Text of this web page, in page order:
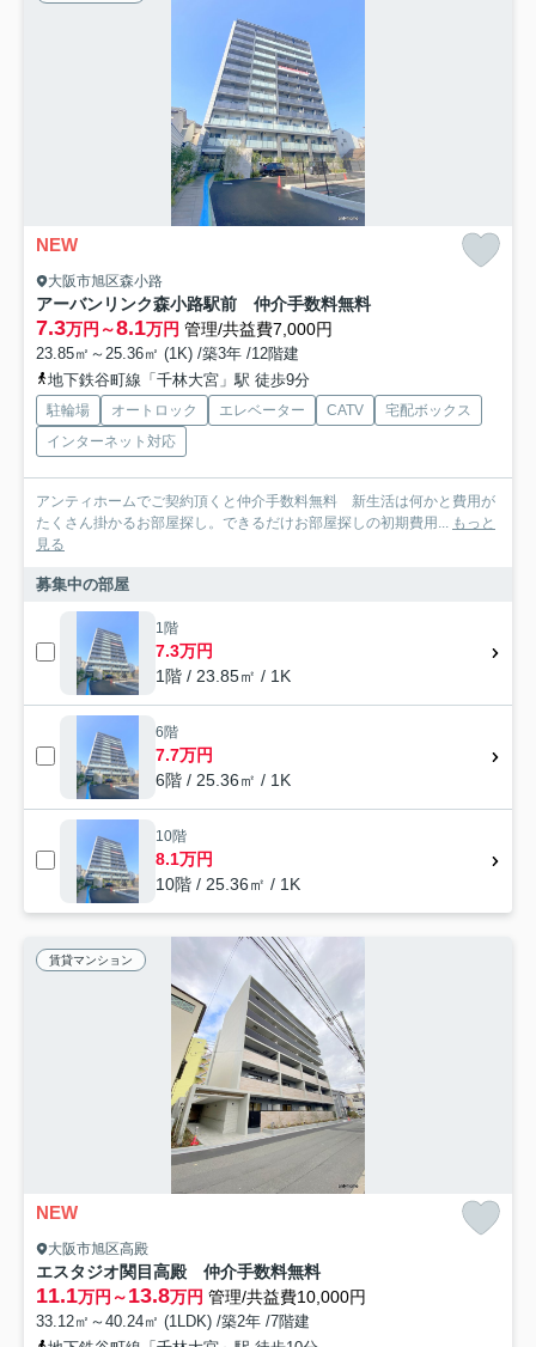
NEW
大阪市旭区森小路
アーバンリンク森小路駅前 仲介手数料無料
7.3万円～8.1万円 管理/共益費7,000円
23.85㎡～25.36㎡ (1K) /築3年 /12階建
地下鉄谷町線「千林大宮」駅 徒歩9分
駐輪場 オートロック エレベーター CATV
宅配ボックス
インターネット対応
アンティホームでご契約頂くと仲介手数料無料 新生活は何かと費用が
たくさん掛かるお部屋探し。できるだけお部屋探しの初期費用...
もっと
見る
募集中の部屋
1階
7.3万円
1階 / 23.85㎡ / 1K
6階
7.7万円
6階 / 25.36㎡ / 1K
10階
8.1万円
10階 / 25.36㎡ / 1K
賃貸マンション
NEW
大阪市旭区高殿
エスタジオ関目高殿 仲介手数料無料
11.1万円～13.8万円 管理/共益費10,000円
33.12㎡～40.24㎡ (1LDK) /築2年 /7階建